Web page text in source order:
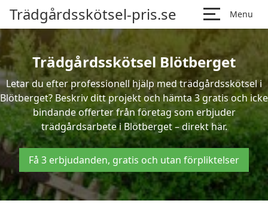
Trädgårdsskötsel-pris.se Menu
Trädgårdsskötsel Blötberget
Letar du efter professionell hjälp med trädgårdsskötsel i
Blötberget? Beskriv ditt projekt och hämta 3 gratis och icke
bindande offerter från företag som erbjuder
trädgårdsarbete i Blötberget – direkt här.
Få 3 erbjudanden, gratis och utan förpliktelser